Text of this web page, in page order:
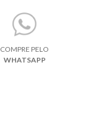
COMPRE PELO
WHATSAPP